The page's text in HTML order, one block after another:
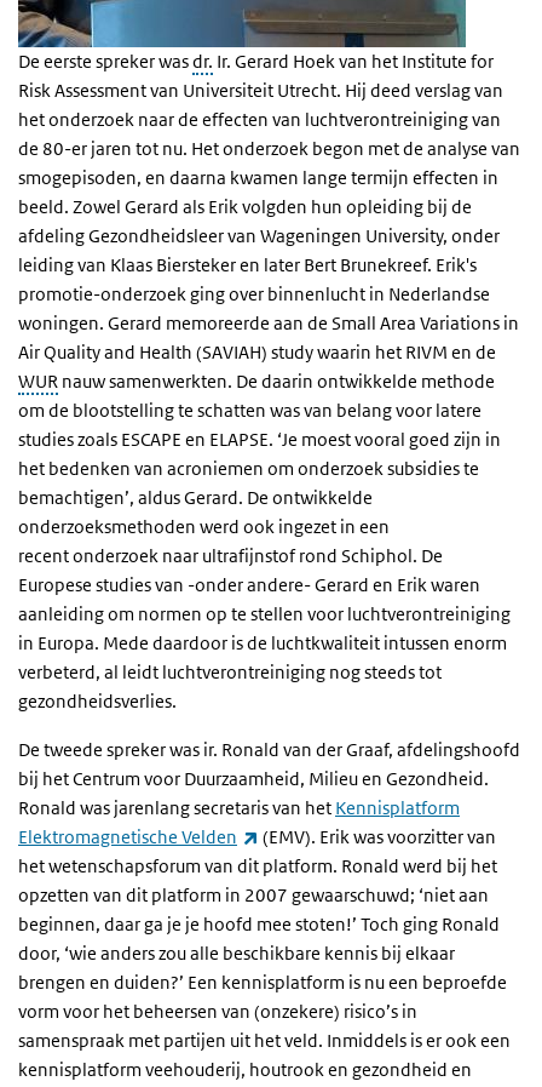
De eerste spreker wasdr. Ir. Gerard Hoek van het Institute for
Risk Assessment van Universiteit Utrecht. Hij deed verslag van
het onderzoek naar de effecten van luchtverontreiniging van
de 80-er jaren tot nu. Het onderzoek begon met de analyse van
smogepisoden, en daarna kwamen lange termijn effecten in
beeld. Zowel Gerard als Erik volgden hun opleiding bij de
afdeling Gezondheidsleer van Wageningen University, onder
leiding van Klaas Biersteker en later Bert Brunekreef. Erik's
promotie-onderzoek ging over binnenlucht in Nederlandse
woningen. Gerard memoreerde aan de Small Area Variations in
Air Quality and Health (SAVIAH) study waarin het RIVM en de
WUR nauw samenwerkten. De daarin ontwikkelde methode
om de blootstelling te schatten was van belang voor latere
studies zoals ESCAPE en ELAPSE. ‘Je moest vooral goed zijn in
het bedenken van acroniemen om onderzoek subsidies te
bemachtigen’, aldus Gerard. De ontwikkelde
onderzoeksmethoden werd ook ingezet in een
recent onderzoek naar ultrafijnstof rond Schiphol. De
Europese studies van -onder andere- Gerard en Erik waren
aanleiding om normen op te stellen voor luchtverontreiniging
in Europa. Mede daardoor is de luchtkwaliteit intussen enorm
verbeterd, al leidt luchtverontreiniging nog steeds tot
gezondheidsverlies.
De tweede spreker was ir. Ronald van der Graaf, afdelingshoofd
bij het Centrum voor Duurzaamheid, Milieu en Gezondheid.
Ronald was jarenlang secretaris van het Kennisplatform
Elektromagnetische Velden
(externe link)
(EMV). Erik was voorzitter van
het wetenschapsforum van dit platform. Ronald werd bij het
opzetten van dit platform in 2007 gewaarschuwd; ‘niet aan
beginnen, daar ga je je hoofd mee stoten!’ Toch ging Ronald
door, ‘wie anders zou alle beschikbare kennis bij elkaar
brengen en duiden?’ Een kennisplatform is nu een beproefde
vorm voor het beheersen van (onzekere) risico’s in
samenspraak met partijen uit het veld. Inmiddels is er ook een
kennisplatform veehouderij, houtrook en gezondheid en